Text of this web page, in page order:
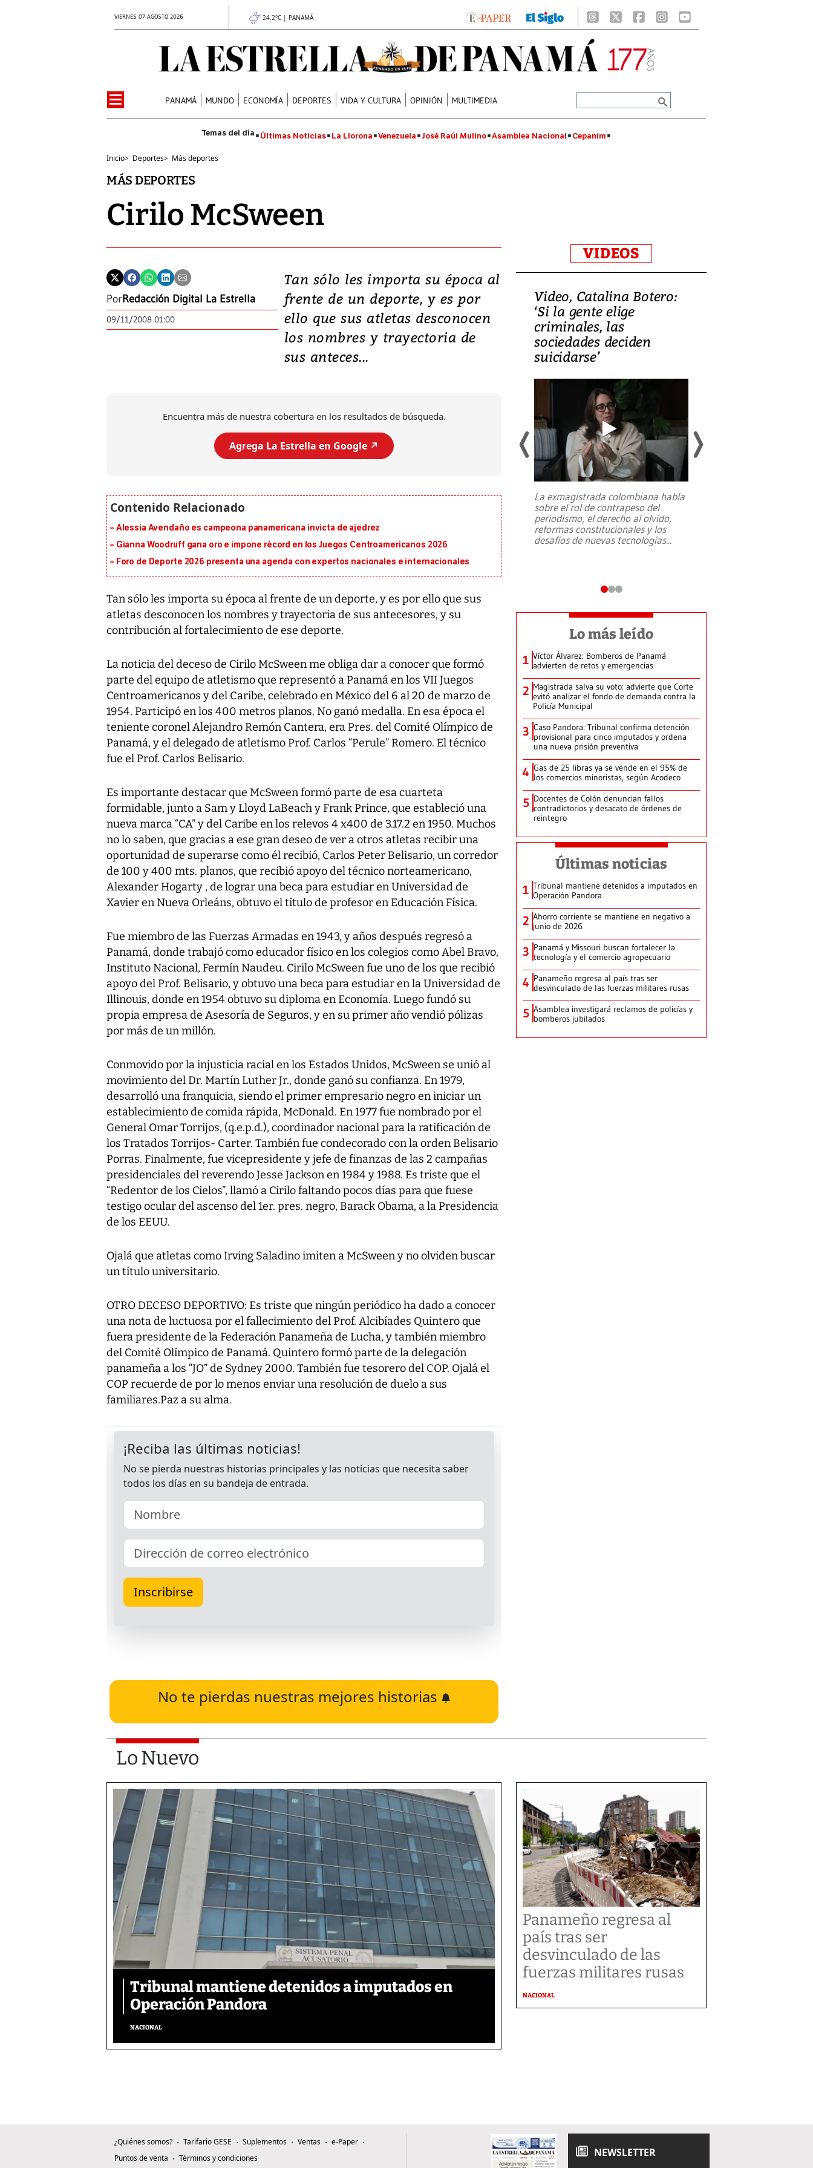
VIERNES 07 AGOSTO 2026 24.2°C | PANAMÁ
PANAMÁ MUNDO ECONOMÍA DEPORTES VIDA Y CULTURA OPINIÓN MULTIMEDIA
Últimas Noticias La Llorona Venezuela José Raúl Mulino Asamblea Nacional Cepanim
Inicio> Deportes> Más deportes
MÁS DEPORTES
Cirilo McSween
PorRedacción Digital La Estrella
09/11/2008 01:00
Tan sólo les importa su época al
frente de un deporte, y es por
ello que sus atletas desconocen
los nombres y trayectoria de
sus anteces...
Encuentra más de nuestra cobertura en los resultados de búsqueda.
Agrega La Estrella en Google ↗️
Alessia Avendaño es campeona panamericana invicta de ajedrez
Gianna Woodruff gana oro e impone récord en los Juegos Centroamericanos 2026
Foro de Deporte 2026 presenta una agenda con expertos nacionales e internacionales
Tan sólo les importa su época al frente de un deporte, y es por ello que sus
atletas desconocen los nombres y trayectoria de sus antecesores, y su
contribución al fortalecimiento de ese deporte.
La noticia del deceso de Cirilo McSween me obliga dar a conocer que formó
parte del equipo de atletismo que representó a Panamá en los VII Juegos
Centroamericanos y del Caribe, celebrado en México del 6 al 20 de marzo de
1954. Participó en los 400 metros planos. No ganó medalla. En esa época el
teniente coronel Alejandro Remón Cantera, era Pres. del Comité Olímpico de
Panamá, y el delegado de atletismo Prof. Carlos “Perule” Romero. El técnico
fue el Prof. Carlos Belisario.
Es importante destacar que McSween formó parte de esa cuarteta
formidable, junto a Sam y Lloyd LaBeach y Frank Prince, que estableció una
nueva marca “CA” y del Caribe en los relevos 4 x400 de 3.17.2 en 1950. Muchos
no lo saben, que gracias a ese gran deseo de ver a otros atletas recibir una
oportunidad de superarse como él recibió, Carlos Peter Belisario, un corredor
de 100 y 400 mts. planos, que recibió apoyo del técnico norteamericano,
Alexander Hogarty , de lograr una beca para estudiar en Universidad de
Xavier en Nueva Orleáns, obtuvo el título de profesor en Educación Física.
Fue miembro de las Fuerzas Armadas en 1943, y años después regresó a
Panamá, donde trabajó como educador físico en los colegios como Abel Bravo,
Instituto Nacional, Fermín Naudeu. Cirilo McSween fue uno de los que recibió
apoyo del Prof. Belisario, y obtuvo una beca para estudiar en la Universidad de
Illinouis, donde en 1954 obtuvo su diploma en Economía. Luego fundó su
propia empresa de Asesoría de Seguros, y en su primer año vendió pólizas
por más de un millón.
Conmovido por la injusticia racial en los Estados Unidos, McSween se unió al
movimiento del Dr. Martín Luther Jr., donde ganó su confianza. En 1979,
desarrolló una franquicia, siendo el primer empresario negro en iniciar un
establecimiento de comida rápida, McDonald. En 1977 fue nombrado por el
General Omar Torrijos, (q.e.p.d.), coordinador nacional para la ratificación de
los Tratados Torrijos- Carter. También fue condecorado con la orden Belisario
Porras. Finalmente, fue vicepresidente y jefe de finanzas de las 2 campañas
presidenciales del reverendo Jesse Jackson en 1984 y 1988. Es triste que el
“Redentor de los Cielos”, llamó a Cirilo faltando pocos días para que fuese
testigo ocular del ascenso del 1er. pres. negro, Barack Obama, a la Presidencia
de los EEUU.
Ojalá que atletas como Irving Saladino imiten a McSween y no olviden buscar
un título universitario.
OTRO DECESO DEPORTIVO: Es triste que ningún periódico ha dado a conocer
una nota de luctuosa por el fallecimiento del Prof. Alcibíades Quintero que
fuera presidente de la Federación Panameña de Lucha, y también miembro
del Comité Olímpico de Panamá. Quintero formó parte de la delegación
panameña a los “JO” de Sydney 2000. También fue tesorero del COP. Ojalá el
COP recuerde de por lo menos enviar una resolución de duelo a sus
familiares.Paz a su alma.
No te pierdas nuestras mejores historias
VIDEOS
Video, Japón: Terremoto
deja heridos y graves
daños en Kumamoto
al sur de Japón, provocando una
Video, Catalina Botero:
‘Si la gente elige
criminales, las
sociedades deciden
suicidarse’
La exmagistrada colombiana habla
sobre el rol de contrapeso del
periodismo, el derecho al olvido,
reformas constitucionales y los
desafíos de nuevas tecnologías...
Lo más leído
1 Víctor Álvarez: Bomberos de Panamá
advierten de retos y emergencias
2 Magistrada salva su voto: advierte que Corte
evitó analizar el fondo de demanda contra la
Policía Municipal
3 Caso Pandora: Tribunal confirma detención
provisional para cinco imputados y ordena
una nueva prisión preventiva
4 Gas de 25 libras ya se vende en el 95% de
los comercios minoristas, según Acodeco
5 Docentes de Colón denuncian fallos
contradictorios y desacato de órdenes de
reintegro
Últimas noticias
1 Tribunal mantiene detenidos a imputados en
Operación Pandora
2 Ahorro corriente se mantiene en negativo a
junio de 2026
3 Panamá y Missouri buscan fortalecer la
tecnología y el comercio agropecuario
4 Panameño regresa al país tras ser
desvinculado de las fuerzas militares rusas
5 Asamblea investigará reclamos de policías y
bomberos jubilados
Lo Nuevo
Tribunal mantiene detenidos a imputados en
Operación Pandora
NACIONAL
Panameño regresa al
país tras ser
desvinculado de las
fuerzas militares rusas
NACIONAL
¿Quiénes somos? Tarifario GESE Suplementos Ventas
e-Paper
Puntos de venta
Términos y condiciones NEWSLETTER